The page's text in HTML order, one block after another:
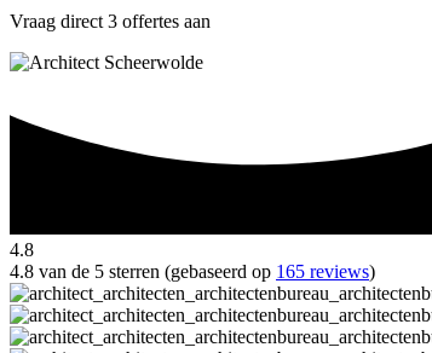
Vraag direct 3 offertes aan
4.8
4.8 van de 5 sterren (gebaseerd op 165 reviews)